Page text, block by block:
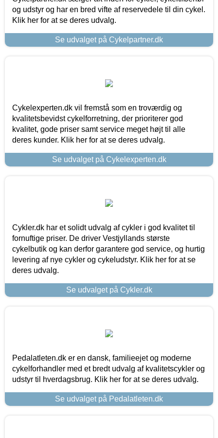
og udstyr og har en bred vifte af reservedele til din cykel.
Klik her for at se deres udvalg.
Se udvalget på Cykelpartner.dk
Cykelexperten.dk vil fremstå som en troværdig og
kvalitetsbevidst cykelforretning, der prioriterer god
kvalitet, gode priser samt service meget højt til alle
deres kunder. Klik her for at se deres udvalg.
Se udvalget på Cykelexperten.dk
Cykler.dk har et solidt udvalg af cykler i god kvalitet til
fornuftige priser. De driver Vestjyllands største
cykelbutik og kan derfor garantere god service, og hurtig
levering af nye cykler og cykeludstyr. Klik her for at se
deres udvalg.
Se udvalget på Cykler.dk
Pedalatleten.dk er en dansk, familieejet og moderne
cykelforhandler med et bredt udvalg af kvalitetscykler og
udstyr til hverdagsbrug. Klik her for at se deres udvalg.
Se udvalget på Pedalatleten.dk